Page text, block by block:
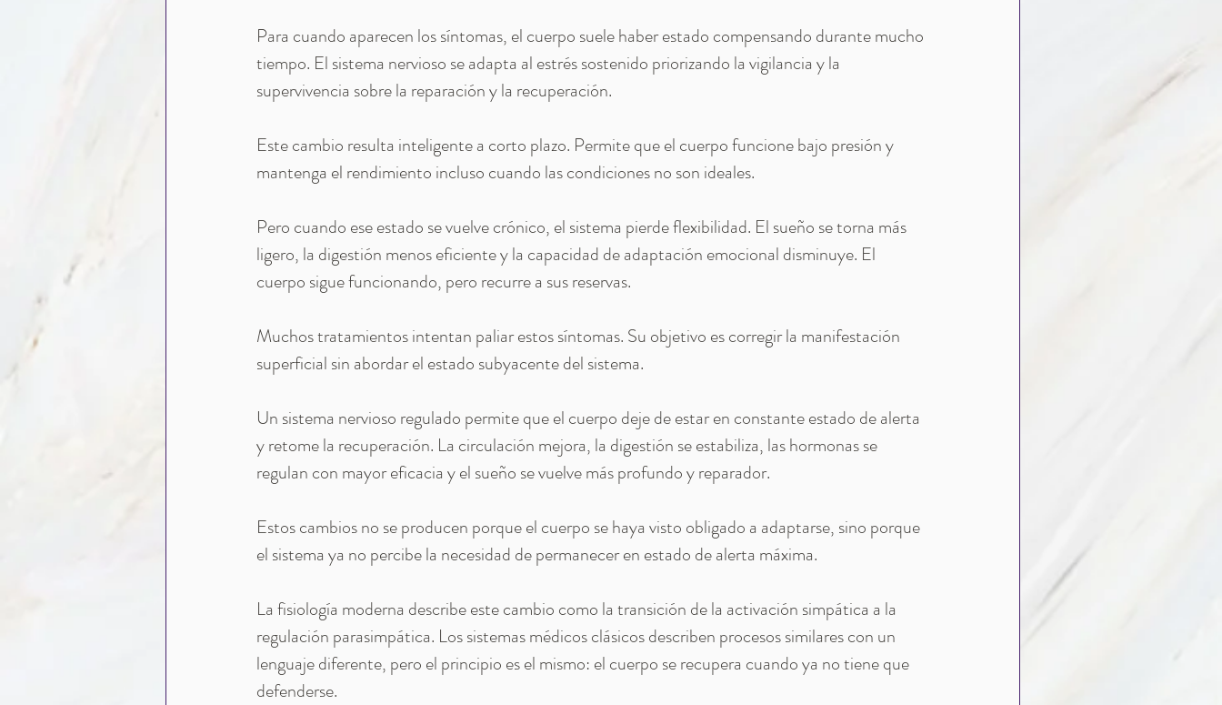
Para cuando aparecen los síntomas, el cuerpo suele haber estado compensando durante mucho
tiempo. El sistema nervioso se adapta al estrés sostenido priorizando la vigilancia y la
supervivencia sobre la reparación y la recuperación.
Este cambio resulta inteligente a corto plazo. Permite que el cuerpo funcione bajo presión y
mantenga el rendimiento incluso cuando las condiciones no son ideales.
Pero cuando ese estado se vuelve crónico, el sistema pierde flexibilidad. El sueño se torna más
ligero, la digestión menos eficiente y la capacidad de adaptación emocional disminuye. El
cuerpo sigue funcionando, pero recurre a sus reservas.
Muchos tratamientos intentan paliar estos síntomas. Su objetivo es corregir la manifestación
superficial sin abordar el estado subyacente del sistema.
Un sistema nervioso regulado permite que el cuerpo deje de estar en constante estado de alerta
y retome la recuperación. La circulación mejora, la digestión se estabiliza, las hormonas se
regulan con mayor eficacia y el sueño se vuelve más profundo y reparador.
Estos cambios no se producen porque el cuerpo se haya visto obligado a adaptarse, sino porque
el sistema ya no percibe la necesidad de permanecer en estado de alerta máxima.
La fisiología moderna describe este cambio como la transición de la activación simpática a la
regulación parasimpática. Los sistemas médicos clásicos describen procesos similares con un
lenguaje diferente, pero el principio es el mismo: el cuerpo se recupera cuando ya no tiene que
defenderse.